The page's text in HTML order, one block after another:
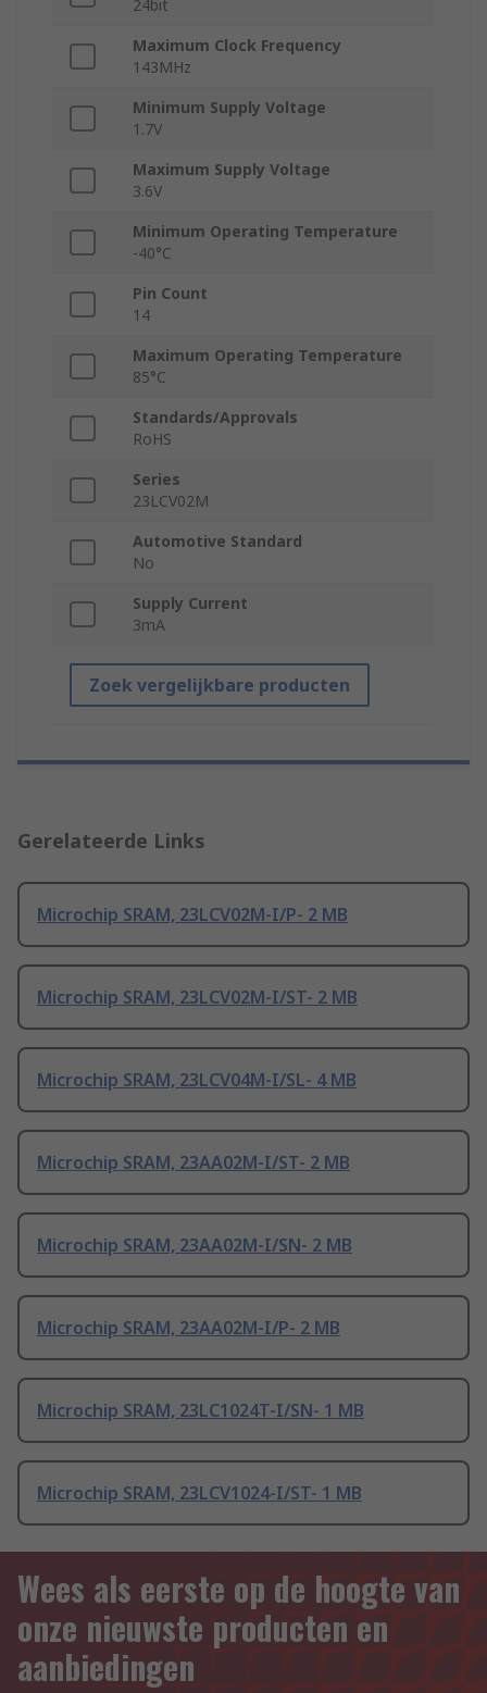
24bit
Maximum Clock Frequency
143MHz
Minimum Supply Voltage
1.7V
Maximum Supply Voltage
3.6V
Minimum Operating Temperature
-40°C
Pin Count
14
Maximum Operating Temperature
85°C
Standards/Approvals
RoHS
Series
23LCV02M
Automotive Standard
No
Supply Current
3mA
Zoek vergelijkbare producten
Gerelateerde Links
Microchip SRAM, 23LCV02M-I/P- 2 MB
Microchip SRAM, 23LCV02M-I/ST- 2 MB
Microchip SRAM, 23LCV04M-I/SL- 4 MB
Microchip SRAM, 23AA02M-I/ST- 2 MB
Microchip SRAM, 23AA02M-I/SN- 2 MB
Microchip SRAM, 23AA02M-I/P- 2 MB
Microchip SRAM, 23LC1024T-I/SN- 1 MB
Microchip SRAM, 23LCV1024-I/ST- 1 MB
Wees als eerste op de hoogte van
onze nieuwste producten en
aanbiedingen